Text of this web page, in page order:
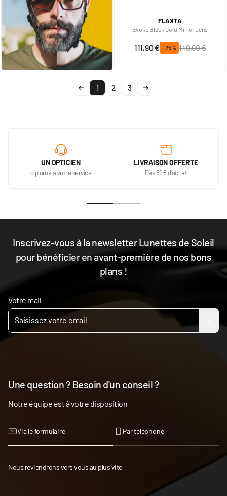
FLAXTA
Evoke Black Gold Mirror Lens
Prix spécial
111,90 € -25%
Prix normal
149,90 €
1 2 3
UN OPTICIEN
diplomé à votre service
LIVRAISON OFFERTE
Dès 69€ d'achat
Inscrivez-vous à la newsletter Lunettes de Soleil
pour bénéficier en avant-première de nos bons
plans !
Votre mail
Une question ? Besoin d'un conseil ?
Notre équipe est à votre disposition
Via le formulaire Par téléphone
Nous reviendrons vers vous au plus vite